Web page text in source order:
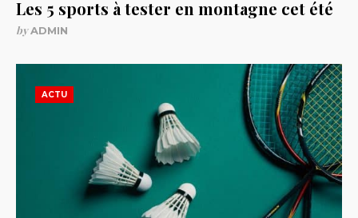
Les 5 sports à tester en montagne cet été
byADMIN
ACTU